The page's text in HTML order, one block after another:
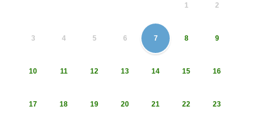
1 2
3 4 5 6 7 8 9
10 11 12 13 14 15 16
17 18 19 20 21 22 23